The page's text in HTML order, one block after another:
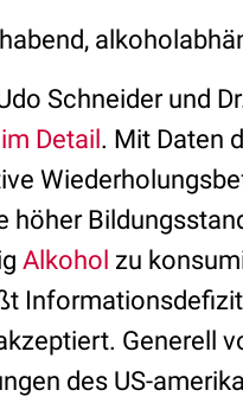
Schneider und
Detail. Mit Daten
höher
Alkohol zu
Generell
des US-